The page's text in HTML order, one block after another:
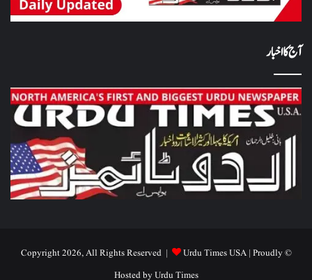
آج کا اخبار
© Copyright 2026, All Rights Reserved |
Urdu Times USA| Proudly
Hosted byUrdu Times